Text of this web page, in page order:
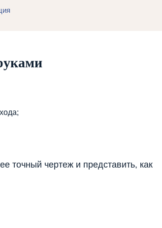
точный чертеж и представить, как